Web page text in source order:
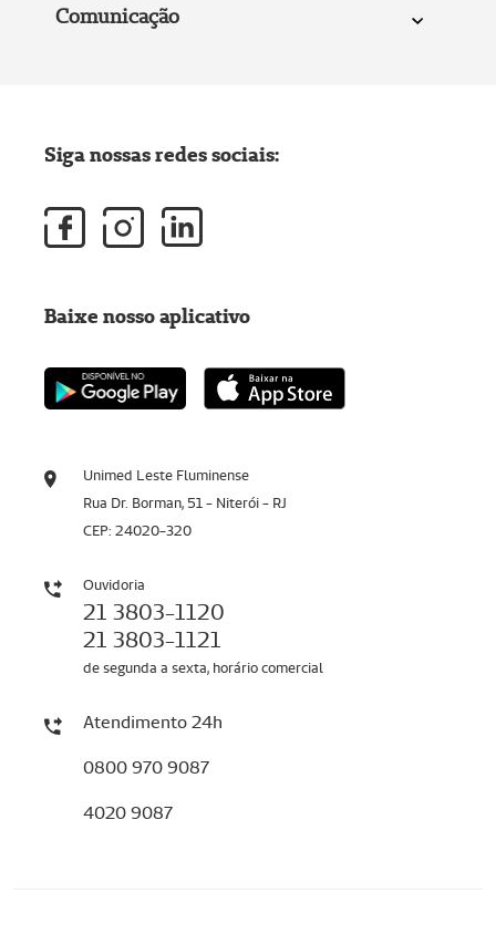
Comunicação
Unimed Leste Fluminense
Rua Dr. Borman, 51 - Niterói - RJ
CEP: 24020-320
Ouvidoria
21 3803-1120
21 3803-1121
de segunda a sexta, horário comercial
Atendimento 24h
0800 970 9087
4020 9087
Siga nossas redes sociais:
Baixe nosso aplicativo